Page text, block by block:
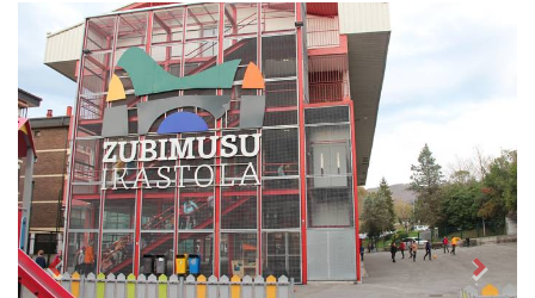
Previous Next